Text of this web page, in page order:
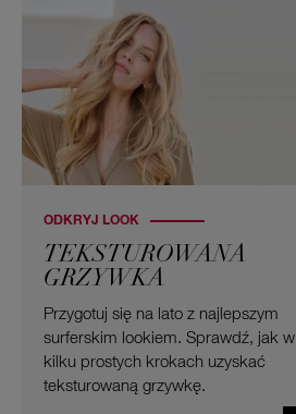
ODKRYJ LOOK
TEKSTUROWANA
GRZYWKA
Przygotuj się na lato z najlepszym
surferskim lookiem. Sprawdź, jak w
kilku prostych krokach uzyskać
teksturowaną grzywkę.